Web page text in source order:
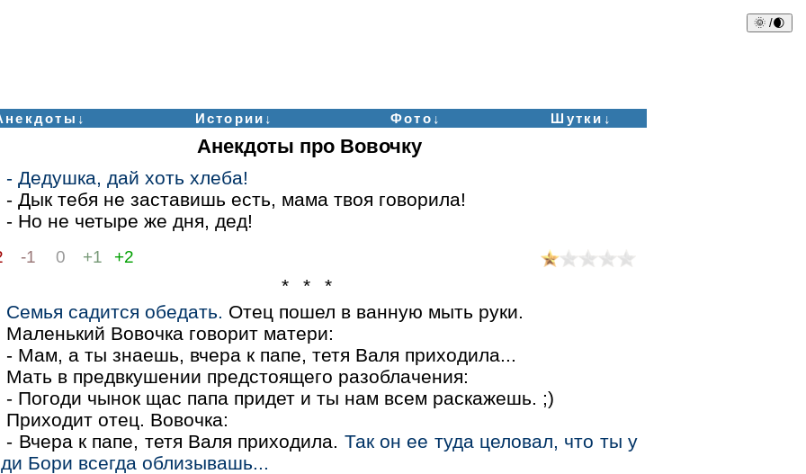
🌞 /🌒
Истории↓ Фото↓ Шутки↓
Анекдоты про Вовочку
- Дедушка, дай хоть хлеба!
- Дык тебя не заставишь есть, мама твоя говорила!
- Но не четыре же дня, дед!
-1 0 +1 +2
* * *
Семья садится обедать.
Отец пошел в ванную мыть руки.
Маленький Вовочка говорит матери:
- Мам, а ты знаешь, вчера к папе, тетя Валя приходила...
Мать в предвкушении предстоящего разоблачения:
- Погоди чынок щас папа придет и ты нам всем раскажешь. ;)
Приходит отец. Вовочка:
- Вчера к папе, тетя Валя приходила. Так он ее туда целовал, что ты у
Бори всегда облизывашь...